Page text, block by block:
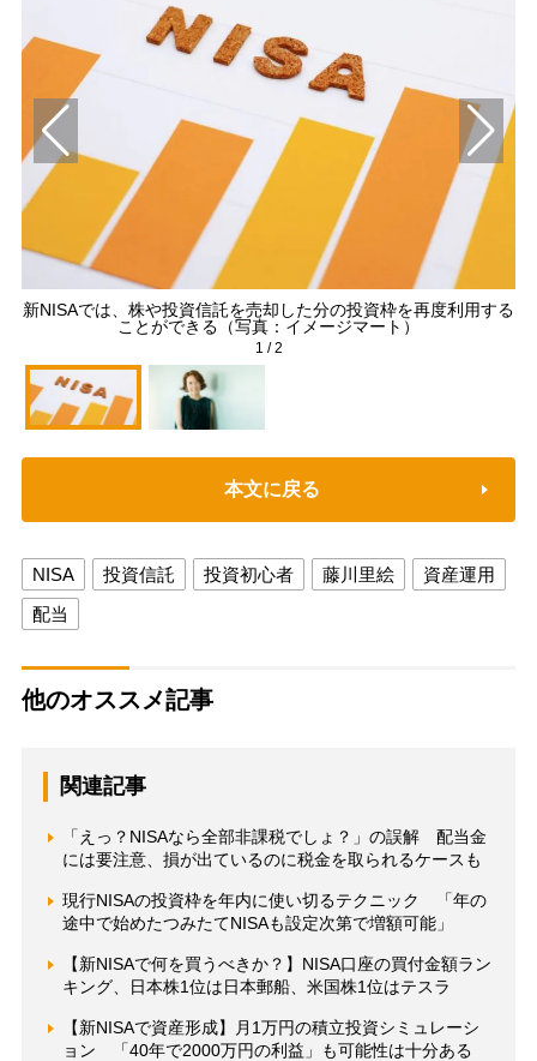
新NISAでは、株や投資信託を売却した分の投資枠を再度利用する
ことができる（写真：イメージマート）
1 /2
本文に戻る
NISA 投資信託 投資初心者 藤川里絵
資産運用
配当
他のオススメ記事
関連記事
「えっ？NISAなら全部非課税でしょ？」の誤解 配当金
には要注意、損が出ているのに税金を取られるケースも
現行NISAの投資枠を年内に使い切るテクニック 「年の
途中で始めたつみたてNISAも設定次第で増額可能」
【新NISAで何を買うべきか？】NISA口座の買付金額ラン
キング、日本株1位は日本郵船、米国株1位はテスラ
【新NISAで資産形成】月1万円の積立投資シミュレーシ
ョン 「40年で2000万円の利益」も可能性は十分ある